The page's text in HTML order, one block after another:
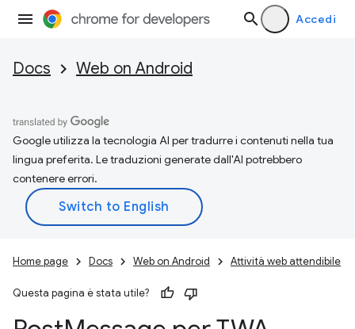
Accedi
Docs Web on Android
Google utilizza la tecnologia AI per tradurre i contenuti nella tua
lingua preferita. Le traduzioni generate dall'AI potrebbero
contenere errori.
Home page Docs Web on Android Attività web attendibile
Questa pagina è stata utile?